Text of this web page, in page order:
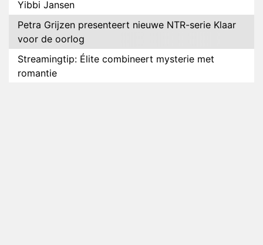
Yibbi Jansen
Petra Grijzen presenteert nieuwe NTR-serie Klaar
voor de oorlog
Streamingtip: Élite combineert mysterie met
romantie